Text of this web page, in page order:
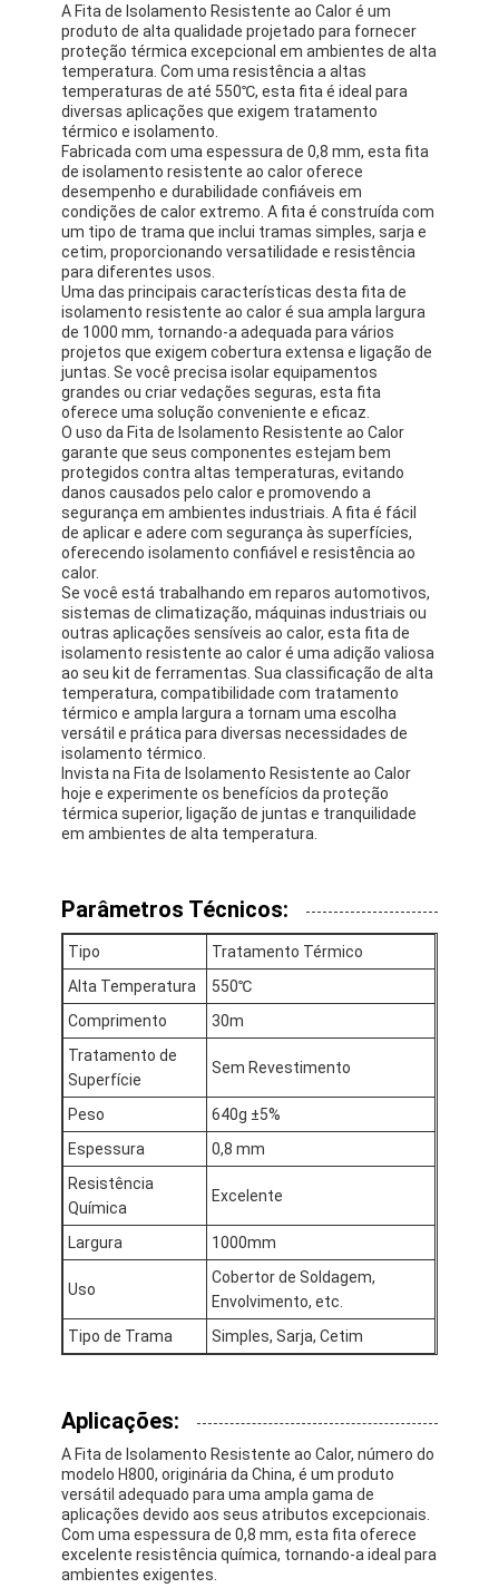
Casa
Produtos
Sobre nós
Excursão da fábrica
Controle da qualidade
Contacte-nos
Fita adesiva da isolação
Fita da isolação de pano de vidro
Fita adesiva de pano de vidro
Fita adesiva do filme do Polyimide
Fita de esparadrapo da folha de alumínio
A Fita de Isolamento Resistente ao Calor é um
produto de alta qualidade projetado para fornecer
proteção térmica excepcional em ambientes de alta
temperatura. Com uma resistência a altas
temperaturas de até 550℃, esta fita é ideal para
diversas aplicações que exigem tratamento
térmico e isolamento.
Fabricada com uma espessura de 0,8 mm, esta fita
de isolamento resistente ao calor oferece
desempenho e durabilidade confiáveis em
condições de calor extremo. A fita é construída com
um tipo de trama que inclui tramas simples, sarja e
cetim, proporcionando versatilidade e resistência
para diferentes usos.
Uma das principais características desta fita de
isolamento resistente ao calor é sua ampla largura
de 1000 mm, tornando-a adequada para vários
projetos que exigem cobertura extensa e ligação de
juntas. Se você precisa isolar equipamentos
grandes ou criar vedações seguras, esta fita
oferece uma solução conveniente e eficaz.
O uso da Fita de Isolamento Resistente ao Calor
garante que seus componentes estejam bem
protegidos contra altas temperaturas, evitando
danos causados pelo calor e promovendo a
segurança em ambientes industriais. A fita é fácil
de aplicar e adere com segurança às superfícies,
oferecendo isolamento confiável e resistência ao
calor.
Se você está trabalhando em reparos automotivos,
sistemas de climatização, máquinas industriais ou
outras aplicações sensíveis ao calor, esta fita de
isolamento resistente ao calor é uma adição valiosa
ao seu kit de ferramentas. Sua classificação de alta
temperatura, compatibilidade com tratamento
térmico e ampla largura a tornam uma escolha
versátil e prática para diversas necessidades de
isolamento térmico.
Invista na Fita de Isolamento Resistente ao Calor
hoje e experimente os benefícios da proteção
térmica superior, ligação de juntas e tranquilidade
em ambientes de alta temperatura.
Parâmetros Técnicos:
Tipo
Tratamento Térmico
Alta Temperatura
550℃
Comprimento
30m
Tratamento de
Superfície
Sem Revestimento
Peso
640g ±5%
Espessura
0,8 mm
Resistência
Química
Excelente
Largura 1000mm
Uso
Cobertor de Soldagem,
Envolvimento, etc.
Tipo de Trama
Simples, Sarja, Cetim
Aplicações:
A Fita de Isolamento Resistente ao Calor, número do
modelo H800, originária da China, é um produto
versátil adequado para uma ampla gama de
aplicações devido aos seus atributos excepcionais.
Com uma espessura de 0,8 mm, esta fita oferece
excelente resistência química, tornando-a ideal para
ambientes exigentes.